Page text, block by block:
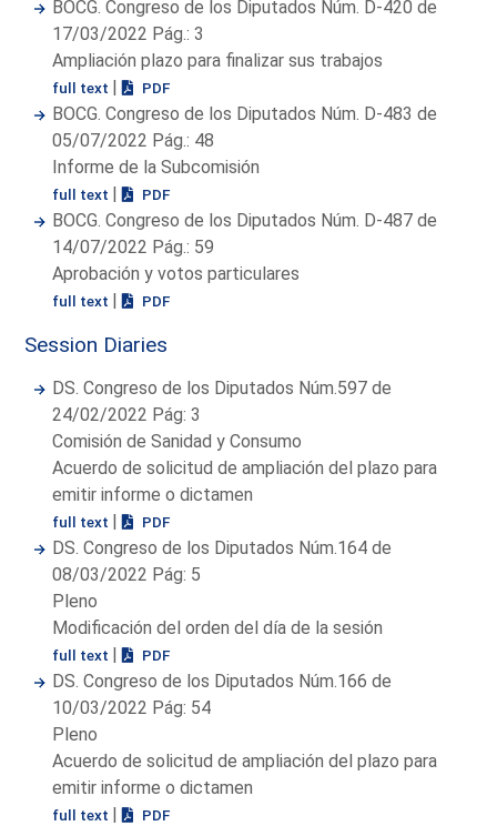
BOCG. Congreso de los Diputados Núm. D-420 de
17/03/2022 Pág.: 3
Ampliación plazo para finalizar sus trabajos
full text | PDF
BOCG. Congreso de los Diputados Núm. D-483 de
05/07/2022 Pág.: 48
Informe de la Subcomisión
full text | PDF
BOCG. Congreso de los Diputados Núm. D-487 de
14/07/2022 Pág.: 59
Aprobación y votos particulares
full text | PDF
Session Diaries
DS. Congreso de los Diputados Núm.597 de
24/02/2022 Pág: 3
Comisión de Sanidad y Consumo
Acuerdo de solicitud de ampliación del plazo para
emitir informe o dictamen
full text | PDF
DS. Congreso de los Diputados Núm.164 de
08/03/2022 Pág: 5
Pleno
Modificación del orden del día de la sesión
full text | PDF
DS. Congreso de los Diputados Núm.166 de
10/03/2022 Pág: 54
Pleno
Acuerdo de solicitud de ampliación del plazo para
emitir informe o dictamen
full text | PDF